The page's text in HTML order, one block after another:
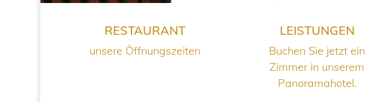
RESTAURANT
unsere Öffnungszeiten
LEISTUNGEN
Buchen Sie jetzt ein
Zimmer in unserem
Panoramahotel.